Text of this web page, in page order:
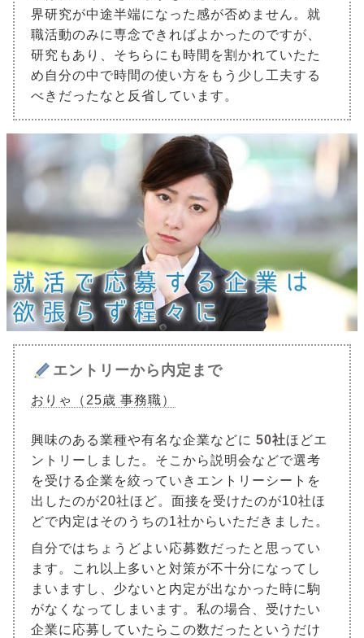
界研究が中途半端になった感が否めません。就
職活動のみに専念できればよかったのですが、
研究もあり、そちらにも時間を割かれていたた
め自分の中で時間の使い方をもう少し工夫する
べきだったなと反省しています。
エントリーから内定まで
おりゃ（25歳 事務職）
興味のある業種や有名な企業などに 50社ほどエ
ントリーしました。そこから説明会などで選考
を受ける企業を絞っていきエントリーシートを
出したのが20社ほど。面接を受けたのが10社ほ
どで内定はそのうちの1社からいただきました。
自分ではちょうどよい応募数だったと思ってい
ます。これ以上多いと対策が不十分になってし
まいますし、少ないと内定が出なかった時に駒
がなくなってしまいます。私の場合、受けたい
企業に応募していたらこの数だったというだけ